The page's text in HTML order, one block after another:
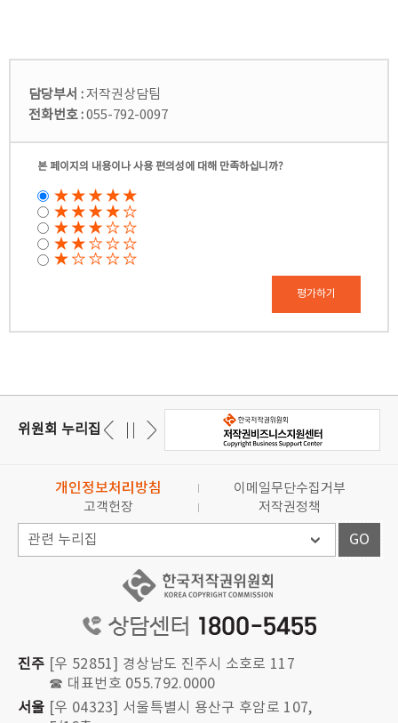
담당부서 :저작권상담팀
전화번호 :055-792-0097
본 페이지의 내용이나 사용 편의성에 대해 만족하십니까?
평가하기
위원회 누리집
개인정보처리방침
이메일무단수집거부
고객헌장
저작권정책
진주 [우 52851] 경상남도 진주시 소호로 117
☎ 대표번호 055.792.0000
서울 [우 04323] 서울특별시 용산구 후암로 107,
GO